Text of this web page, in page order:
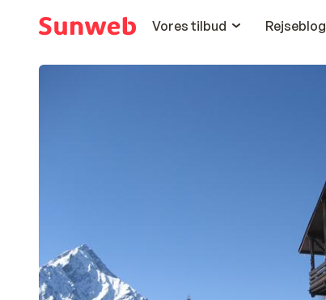
Vores tilbud
Rejseblog